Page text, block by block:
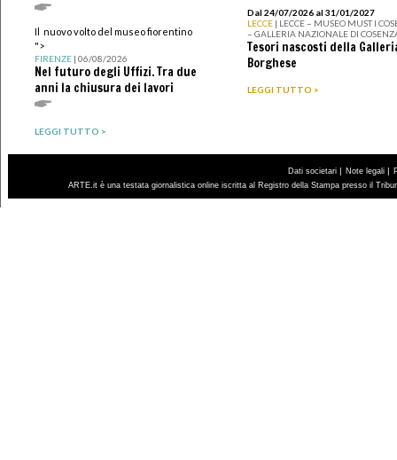
Il nuovo volto del museo fiorentino
">
FIRENZE| 06/08/2026
Nel futuro degli Uffizi. Tra due
anni la chiusura dei lavori
LEGGI TUTTO >
Dal 24/07/2026 al 31/01/2027
LECCE | LECCE – MUSEO MUST I
– GALLERIA NAZIONALE DI
Tesori nascosti della
Borghese
LEGGI TUTTO >
Dati societari | Note legali |
ARTE.it è una testata giornalistica online iscritta al Registro della Stampa presso il